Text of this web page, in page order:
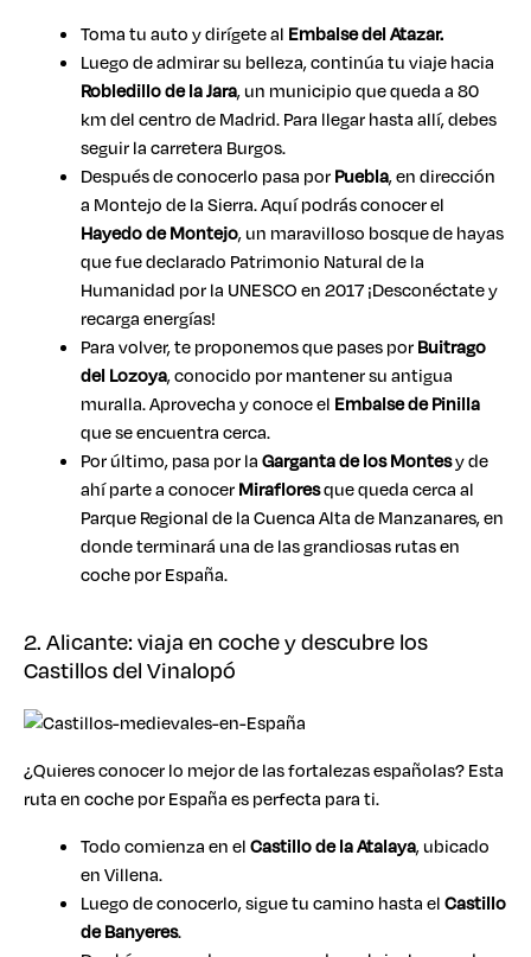
Toma tu auto y dirígete al Embalse del Atazar.
Luego de admirar su belleza, continúa tu viaje hacia
Robledillo de la Jara, un municipio que queda a 80
km del centro de Madrid. Para llegar hasta allí, debes
seguir la carretera Burgos.
Después de conocerlo pasa porPuebla, en dirección
a Montejo de la Sierra. Aquí podrás conocer el
Hayedo de Montejo, un maravilloso bosque de hayas
que fue declarado Patrimonio Natural de la
Humanidad por la UNESCO en 2017 ¡Desconéctate y
recarga energías!
Para volver, te proponemos que pases porBuitrago
del Lozoya, conocido por mantener su antigua
muralla. Aprovecha y conoce el Embalse de Pinilla
que se encuentra cerca.
Por último, pasa por laGarganta de los Montesy de
ahí parte a conocerMirafloresque queda cerca al
Parque Regional de la Cuenca Alta de Manzanares, en
donde terminará una de las grandiosas rutas en
coche por España.
2. Alicante: viaja en coche y descubre los
Castillos del Vinalopó
¿Quieres conocer lo mejor de las fortalezas españolas? Esta
ruta en coche por España es perfecta para ti.
Todo comienza en elCastillo de la Atalaya, ubicado
en Villena.
Luego de conocerlo, sigue tu camino hasta elCastillo
de Banyeres.